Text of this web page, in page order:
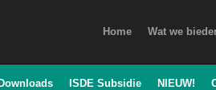
Home Wat we
Downloads ISDE Subsidie NIEUW!